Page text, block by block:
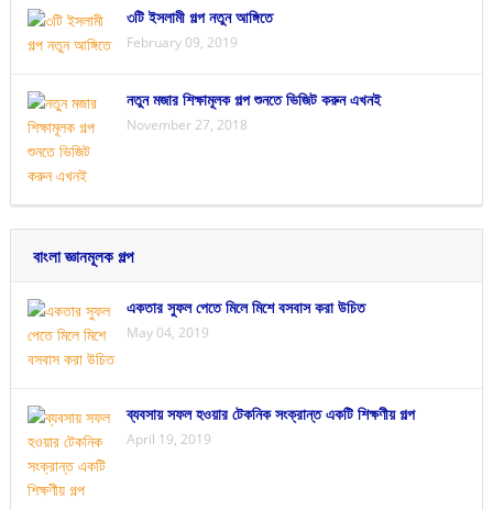
৩টি ইসলামী গল্প নতুন আঙ্গিতে
February 09, 2019
নতুন মজার শিক্ষামূলক গল্প শুনতে ভিজিট করুন এখনই
November 27, 2018
বাংলা জ্ঞানমূলক গল্প
একতার সুফল পেতে মিলে মিশে বসবাস করা উচিত
May 04, 2019
ব্যবসায় সফল হওয়ার টেকনিক সংক্রান্ত একটি শিক্ষণীয় গল্প
April 19, 2019